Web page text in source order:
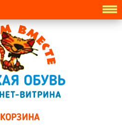
КОРЗИНА